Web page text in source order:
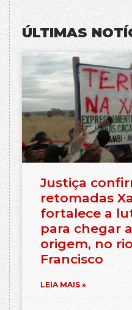
ÚLTIMAS
Justiça
retomadas
fortalece a
para chegar
origem, no
Francisco
LEIA MAIS »